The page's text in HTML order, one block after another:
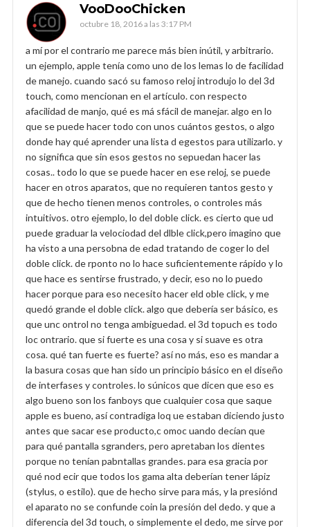
VooDooChicken
octubre 18, 2016 a las 3:17 PM
a mí por el contrario me parece más bien inútil, y arbitrario.
un ejemplo, apple tenía como uno de los lemas lo de facilidad
de manejo. cuando sacó su famoso reloj introdujo lo del 3d
touch, como mencionan en el artículo. con respecto
afacilidad de manjo, qué es má sfácil de manejar. algo en lo
que se puede hacer todo con unos cuántos gestos, o algo
donde hay qué aprender una lista d egestos para utilizarlo. y
no significa que sin esos gestos no sepuedan hacer las
cosas.. todo lo que se puede hacer en ese reloj, se puede
hacer en otros aparatos, que no requieren tantos gesto y
que de hecho tienen menos controles, o controles más
intuitivos. otro ejemplo, lo del doble click. es cierto que ud
puede graduar la velociodad del dlble click,pero imagino que
ha visto a una persobna de edad tratando de coger lo del
doble click. de rponto no lo hace suficientemente rápido y lo
que hace es sentirse frustrado, y decir, eso no lo puedo
hacer porque para eso necesito hacer eld oble click, y me
quedó grande el doble click. algo que debería ser básico, es
que unc ontrol no tenga ambiguedad. el 3d topuch es todo
loc ontrario. que si fuerte es una cosa y si suave es otra
cosa. qué tan fuerte es fuerte? así no más, eso es mandar a
la basura cosas que han sido un principio básico en el diseño
de interfases y controles. lo súnicos que dicen que eso es
algo bueno son los fanboys que cualquier cosa que saque
apple es bueno, así contradiga loq ue estaban diciendo justo
antes que sacar ese producto,c omoc uando decían que
para qué pantalla sgranders, pero apretaban los dientes
porque no tenían pabntallas grandes. para esa gracia por
qué nod ecir que todos los gama alta deberían tener lápiz
(stylus, o estilo). que de hecho sirve para más, y la presiónd
el aparato no se confunde coin la presión del dedo. y que a
diferencia del 3d touch, o simplemente el dedo, me sirve por